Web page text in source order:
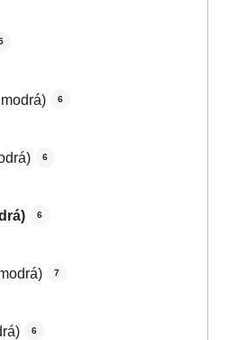
6
6
6
7
6